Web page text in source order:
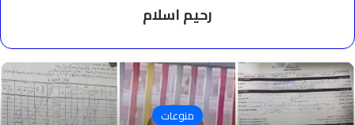
رحيم اسلام
منوعات